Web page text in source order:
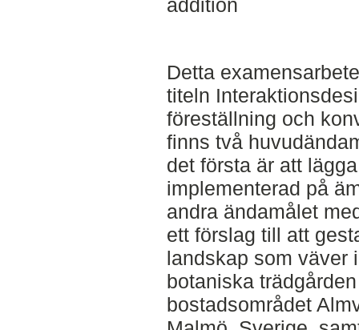
addition
Detta
titeln
föreställning och
finns två
det första är att
implementerad på
andra ändamålet
ett förslag till att
landskap som väver
botaniska
bostadsområdet